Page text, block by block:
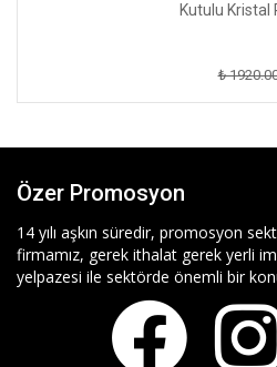
Kutulu Kristal
₺
Özer Promosyon
14 yılı aşkın süredir, promosyon
firmamız, gerek ithalat gerek yerli
yelpazesi ile sektörde önemli bir